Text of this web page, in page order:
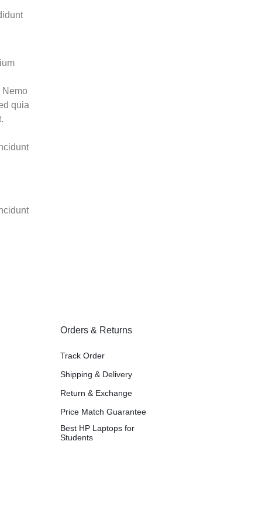
Nemo
quia
Orders & Returns
Track Order
Shipping & Delivery
Return & Exchange
Price Match Guarantee
Best HP Laptops for
Students